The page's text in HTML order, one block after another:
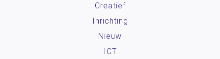
Creatief
Inrichting
Nieuw
ICT